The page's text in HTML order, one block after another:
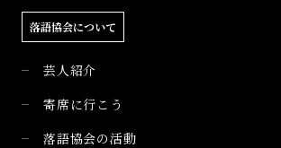
落語協会について
芸人紹介
寄席に行こう
落語協会の活動